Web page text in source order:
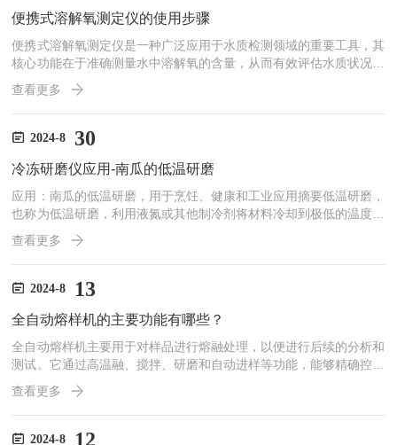
便携式溶解氧测定仪的使用步骤
便携式溶解氧测定仪是一种广泛应用于水质检测领域的重要工具，其
核心功能在于准确测量水中溶解氧的含量，从而有效评估水质状况。
便携式溶解氧测定仪的工作原理融合了化学分析、光学检测以及电子
技术等多个领域的知识。在检测过程中，仪器通常基于溶解氧与特定
试剂之间的化学反应，并结合光电比色或荧光法等技术来实现精确测
量。具体来说，溶解氧与还原剂反应后会产生一种或多种具有特定颜
仪利用光电比色计或荧光传感器捕捉并量化这一颜色变化或荧光信
号...
查看更多
2024-8 30
冷冻研磨仪应用-南瓜的低温研磨
应用：南瓜的低温研磨，用于烹饪、健康和工业应用摘要低温研磨，
也称为低温研磨，利用液氮或其他制冷剂将材料冷却到极低的温度。
这个过程会使材料变脆，从而提高研磨效率并最大限度地减少热降解
和污染。通过利用材料在低温下的物理特性，该技术可应用于科学研
究、工业过程和医学进步。通过利用Cryo-Blade™技术，食品加工商
和制造商可以生产出高质量的南瓜粉，为其在烹饪、健康和工业应用
途广泛且营养丰富的来源，广...
查看更多
2024-8 13
全自动熔样机的主要功能有哪些？
全自动熔样机主要用于对样品进行熔融处理，以便进行后续的分析和
测试。它通过高温融、搅拌、研磨和自动进样等功能，能够精确控制
样品的处理过程，提高样品的均匀性和稳定性，从而确保分析测试结
果的准确性和可靠性。全自动熔样机是一种高精度的实验设备，广泛
应用于各种科研、检测及工业生产领域。下面为大家介绍该仪器的主
要功能。1.加热和熔融能够将样品加热到设定的温度，并保持一段时
查看更多
2024-8 12